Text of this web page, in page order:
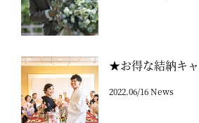
★お得な結納キ
2022.06/16 News